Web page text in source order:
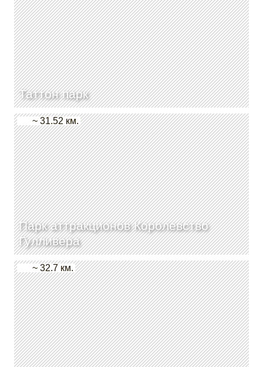
Таттон парк
Парк аттракционов Королевство
Гулливера
~ 31.52 км.
~ 32.7 км.